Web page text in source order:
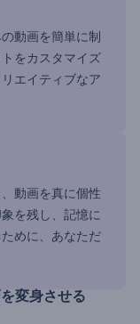
動画を簡単に制
をカスタマイズ
エイティブなア
動画を真に個性
を残し、記憶に
めに、あなただ
変身させる